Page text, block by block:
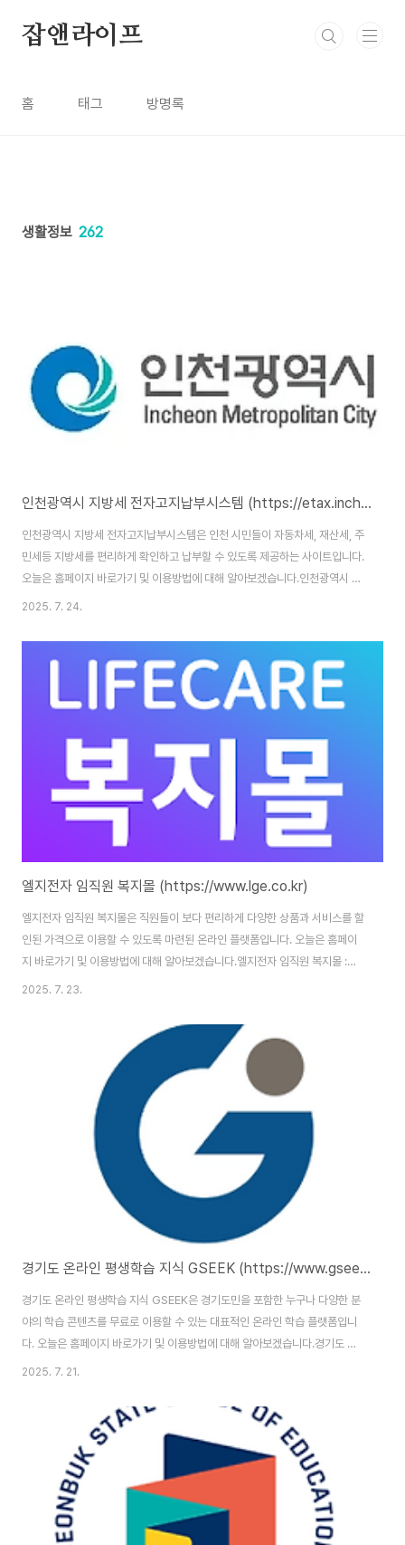
잡앤라이프
홈 태그 방명록
생활정보 262
인천광역시 지방세 전자고지납부시스템 (https://etax.incheon.go.kr)
인천광역시 지방세 전자고지납부시스템은 인천 시민들이 자동차세, 재산세, 주
민세등 지방세를 편리하게 확인하고 납부할 수 있도록 제공하는 사이트입니다.
오늘은 홈페이지 바로가기 및 이용방법에 대해 알아보겠습니다.인천광역시 지
방세 전자고지납부시스템 : https://etax.incheon.go.kr/MainIndex.do
세 전자고지납부시스템 홈페이지 주소는
(https://etax.incheon.go.kr/MainIndex.do)입니다. 홈페이지 이용을 위
해서는 본인인증을 통한 회원가입을 완료해야 합니다. 인천광역시 지방세 전자
고지납부시스템이란?인천광역시 지방세 전자고지납부시스템은 인천시가 제
2025. 7. 24.
엘지전자 임직원 복지몰 (https://www.lge.co.kr)
엘지전자 임직원 복지몰은 직원들이 보다 편리하게 다양한 상품과 서비스를 할
인된 가격으로 이용할 수 있도록 마련된 온라인 플랫폼입니다. 오늘은 홈페이
지 바로가기 및 이용방법에 대해 알아보겠습니다.엘지전자 임직원 복지몰 :
https://www.lge.co.kr/home 엘지전자 임직원 복지몰 홈페이지 바로가기
입니다. 홈페이지 이용을 위해서는 본인인증을 통한 회원가입을 완료해야 합니
다. 엘지전자 임직원 복지몰이란?엘지전자 임직원 복지몰은 LG 계열사 임직원
및 가족들이 사용할 수 있는 전용 온라인 쇼핑몰입니다. 일반 온라인 쇼핑몰과
유사한 형태로 운영되며, 가전제품, 패션, 식품, 여행 상품, 생활용품 등 다양..
2025. 7. 23.
경기도 온라인 평생학습 지식 GSEEK (https://www.gseek.kr)
경기도 온라인 평생학습 지식 GSEEK은 경기도민을 포함한 누구나 다양한 분
야의 학습 콘텐츠를 무료로 이용할 수 있는 대표적인 온라인 학습 플랫폼입니
다. 오늘은 홈페이지 바로가기 및 이용방법에 대해 알아보겠습니다.경기도 온
라인 평생학습 지식 GSEEK : https://www.gseek.kr/ 경기도 온라인 평생
홈페이지 주소는 (https://www.gseek.kr/)입니다. 홈페이지 이용을 위해서
는 본인인증을 통한 회원가입을 완료해야 합니다. GSEEK이란?GSEEK은
‘Gyeonggi-do Seek’의 약자로, 경기도가 운영하는 무료 온라인 평생학습
플랫폼입니다. 누구나 시간과 장소에 구애받지 않고 원하는 분야의 ..
2025. 7. 21.